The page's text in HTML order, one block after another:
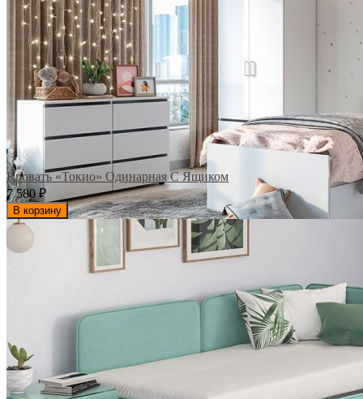
Кровать «Токио» Одинарная С Ящиком
7 580₽
В корзину